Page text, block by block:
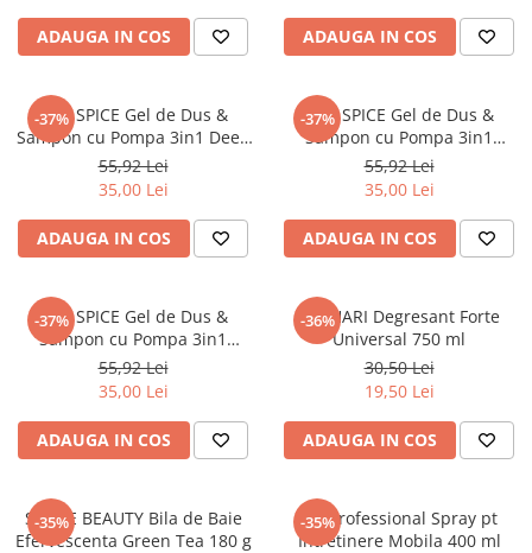
ADAUGA IN COS ADAUGA IN COS
-37%
OLD SPICE Gel de Dus &
Sampon cu Pompa 3in1 Deep
Sea Extra XL 1000 ml
55,92 Lei
35,00 Lei
ADAUGA IN COS
-37%
OLD SPICE Gel de Dus &
Sampon cu Pompa 3in1
Wolfthorn Extra XL 1000 ml
55,92 Lei
35,00 Lei
ADAUGA IN COS
-37%
OLD SPICE Gel de Dus &
Sampon cu Pompa 3in1
NightPanther Extra XL 1000 ml
55,92 Lei
35,00 Lei
ADAUGA IN COS
-36%
KATHARI Degresant Forte
Universal 750 ml
30,50 Lei
19,50 Lei
ADAUGA IN COS
-35%
SENCE BEAUTY Bila de Baie
Efervescenta Green Tea 180 g
-35%
CIF Professional Spray pt
Intretinere Mobila 400 ml